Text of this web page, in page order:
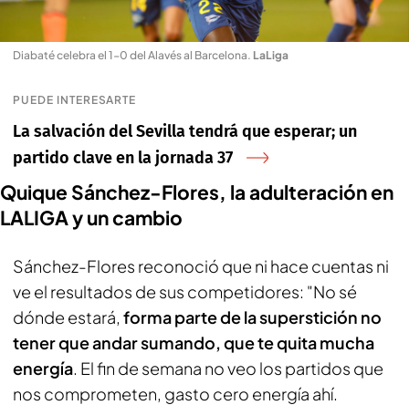
Diabaté celebra el 1-0 del Alavés al Barcelona. LaLiga
PUEDE INTERESARTE
La salvación del Sevilla tendrá que esperar; un
partido clave en la jornada 37
Quique Sánchez-Flores, la adulteración en
LALIGA y un cambio
Sánchez-Flores reconoció que ni hace cuentas ni
ve el resultados de sus competidores: "No sé
dónde estará, forma parte de la superstición no
tener que andar sumando, que te quita mucha
energía. El fin de semana no veo los partidos que
nos comprometen, gasto cero energía ahí.